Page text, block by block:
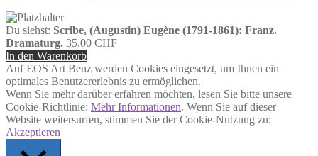
Du siehst: Scribe, (Augustin) Eugène (1791-1861): Franz.
Dramaturg. 35,00 CHF
In den Warenkorb
Auf EOS Art Benz werden Cookies eingesetzt, um Ihnen ein
optimales Benutzererlebnis zu ermöglichen.
Wenn Sie mehr darüber erfahren möchten, lesen Sie bitte unsere
Cookie-Richtlinie: Mehr Informationen. Wenn Sie auf dieser
Website weitersurfen, stimmen Sie der Cookie-Nutzung zu:
Akzeptieren